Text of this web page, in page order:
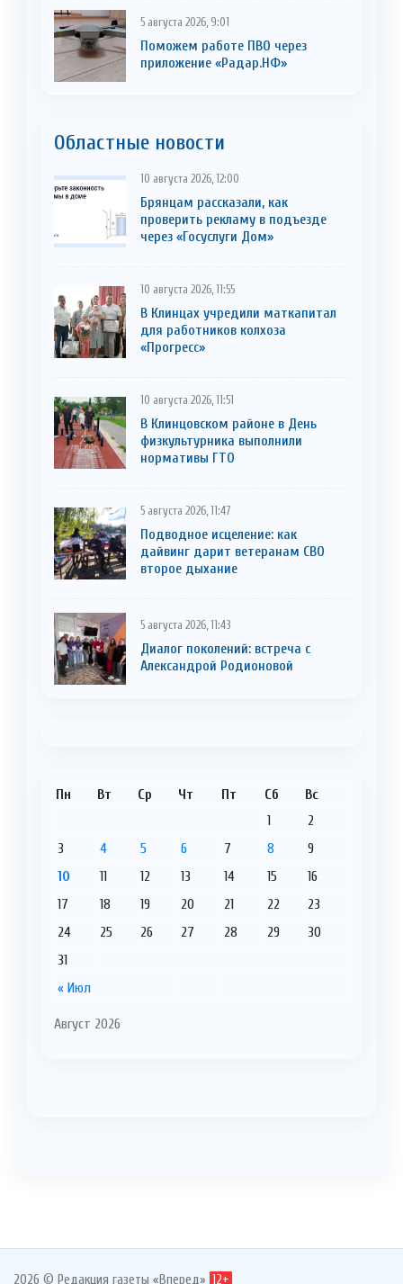
5 августа 2026, 9:01
Поможем работе ПВО через
приложение «Радар.НФ»
Областные новости
10 августа 2026, 12:00
Брянцам рассказали, как
проверить рекламу в подъезде
через «Госуслуги Дом»
10 августа 2026, 11:55
В Клинцах учредили маткапитал
для работников колхоза
«Прогресс»
10 августа 2026, 11:51
В Клинцовском районе в День
физкультурника выполнили
нормативы ГТО
5 августа 2026, 11:47
Подводное исцеление: как
дайвинг дарит ветеранам СВО
второе дыхание
5 августа 2026, 11:43
Диалог поколений: встреча с
Александрой Родионовой
Август 2026
Пн Вт Ср Чт Пт Сб Вс
« Июл
1
2
3
4 5 6 7 8
9
10
11 12 13 14 15
16
17
18 19 20 21 22
23
24
25 26 27 28 29
30
31
2026 © Редакция газеты «Вперед» 12+